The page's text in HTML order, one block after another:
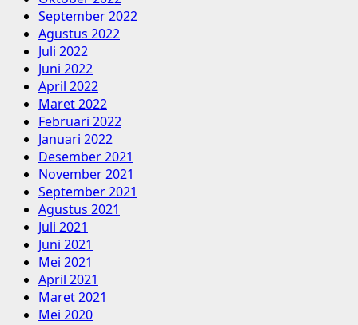
September 2022
Agustus 2022
Juli 2022
Juni 2022
April 2022
Maret 2022
Februari 2022
Januari 2022
Desember 2021
November 2021
September 2021
Agustus 2021
Juli 2021
Juni 2021
Mei 2021
April 2021
Maret 2021
Mei 2020